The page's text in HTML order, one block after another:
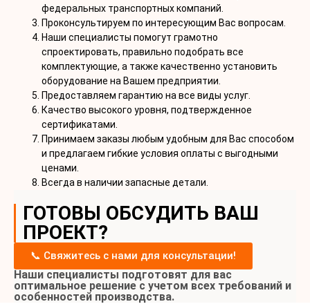
федеральных транспортных компаний.
Проконсультируем по интересующим Вас вопросам.
Наши специалисты помогут грамотно
спроектировать, правильно подобрать все
комплектующие, а также качественно установить
оборудование на Вашем предприятии.
Предоставляем гарантию на все виды услуг.
Качество высокого уровня, подтвержденное
сертификатами.
Принимаем заказы любым удобным для Вас способом
и предлагаем гибкие условия оплаты с выгодными
ценами.
Всегда в наличии запасные детали.
ГОТОВЫ ОБСУДИТЬ ВАШ
ПРОЕКТ?
📞 Свяжитесь с нами для консультации!
Наши специалисты подготовят для вас
оптимальное решение с учетом всех требований и
особенностей производства.